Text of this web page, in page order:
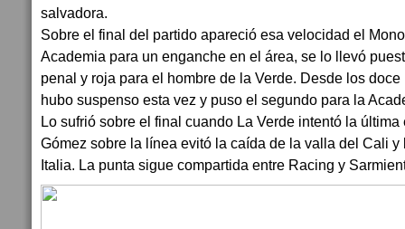
salvadora.
Sobre el final del partido apareció esa velocidad el
Academia para un enganche en el área, se lo llevó
penal y roja para el hombre de la Verde. Desde los
hubo suspenso esta vez y puso el segundo para la
Lo sufrió sobre el final cuando La Verde intentó la
Gómez sobre la línea evitó la caída de la valla del Cali
Italia. La punta sigue compartida entre Racing y